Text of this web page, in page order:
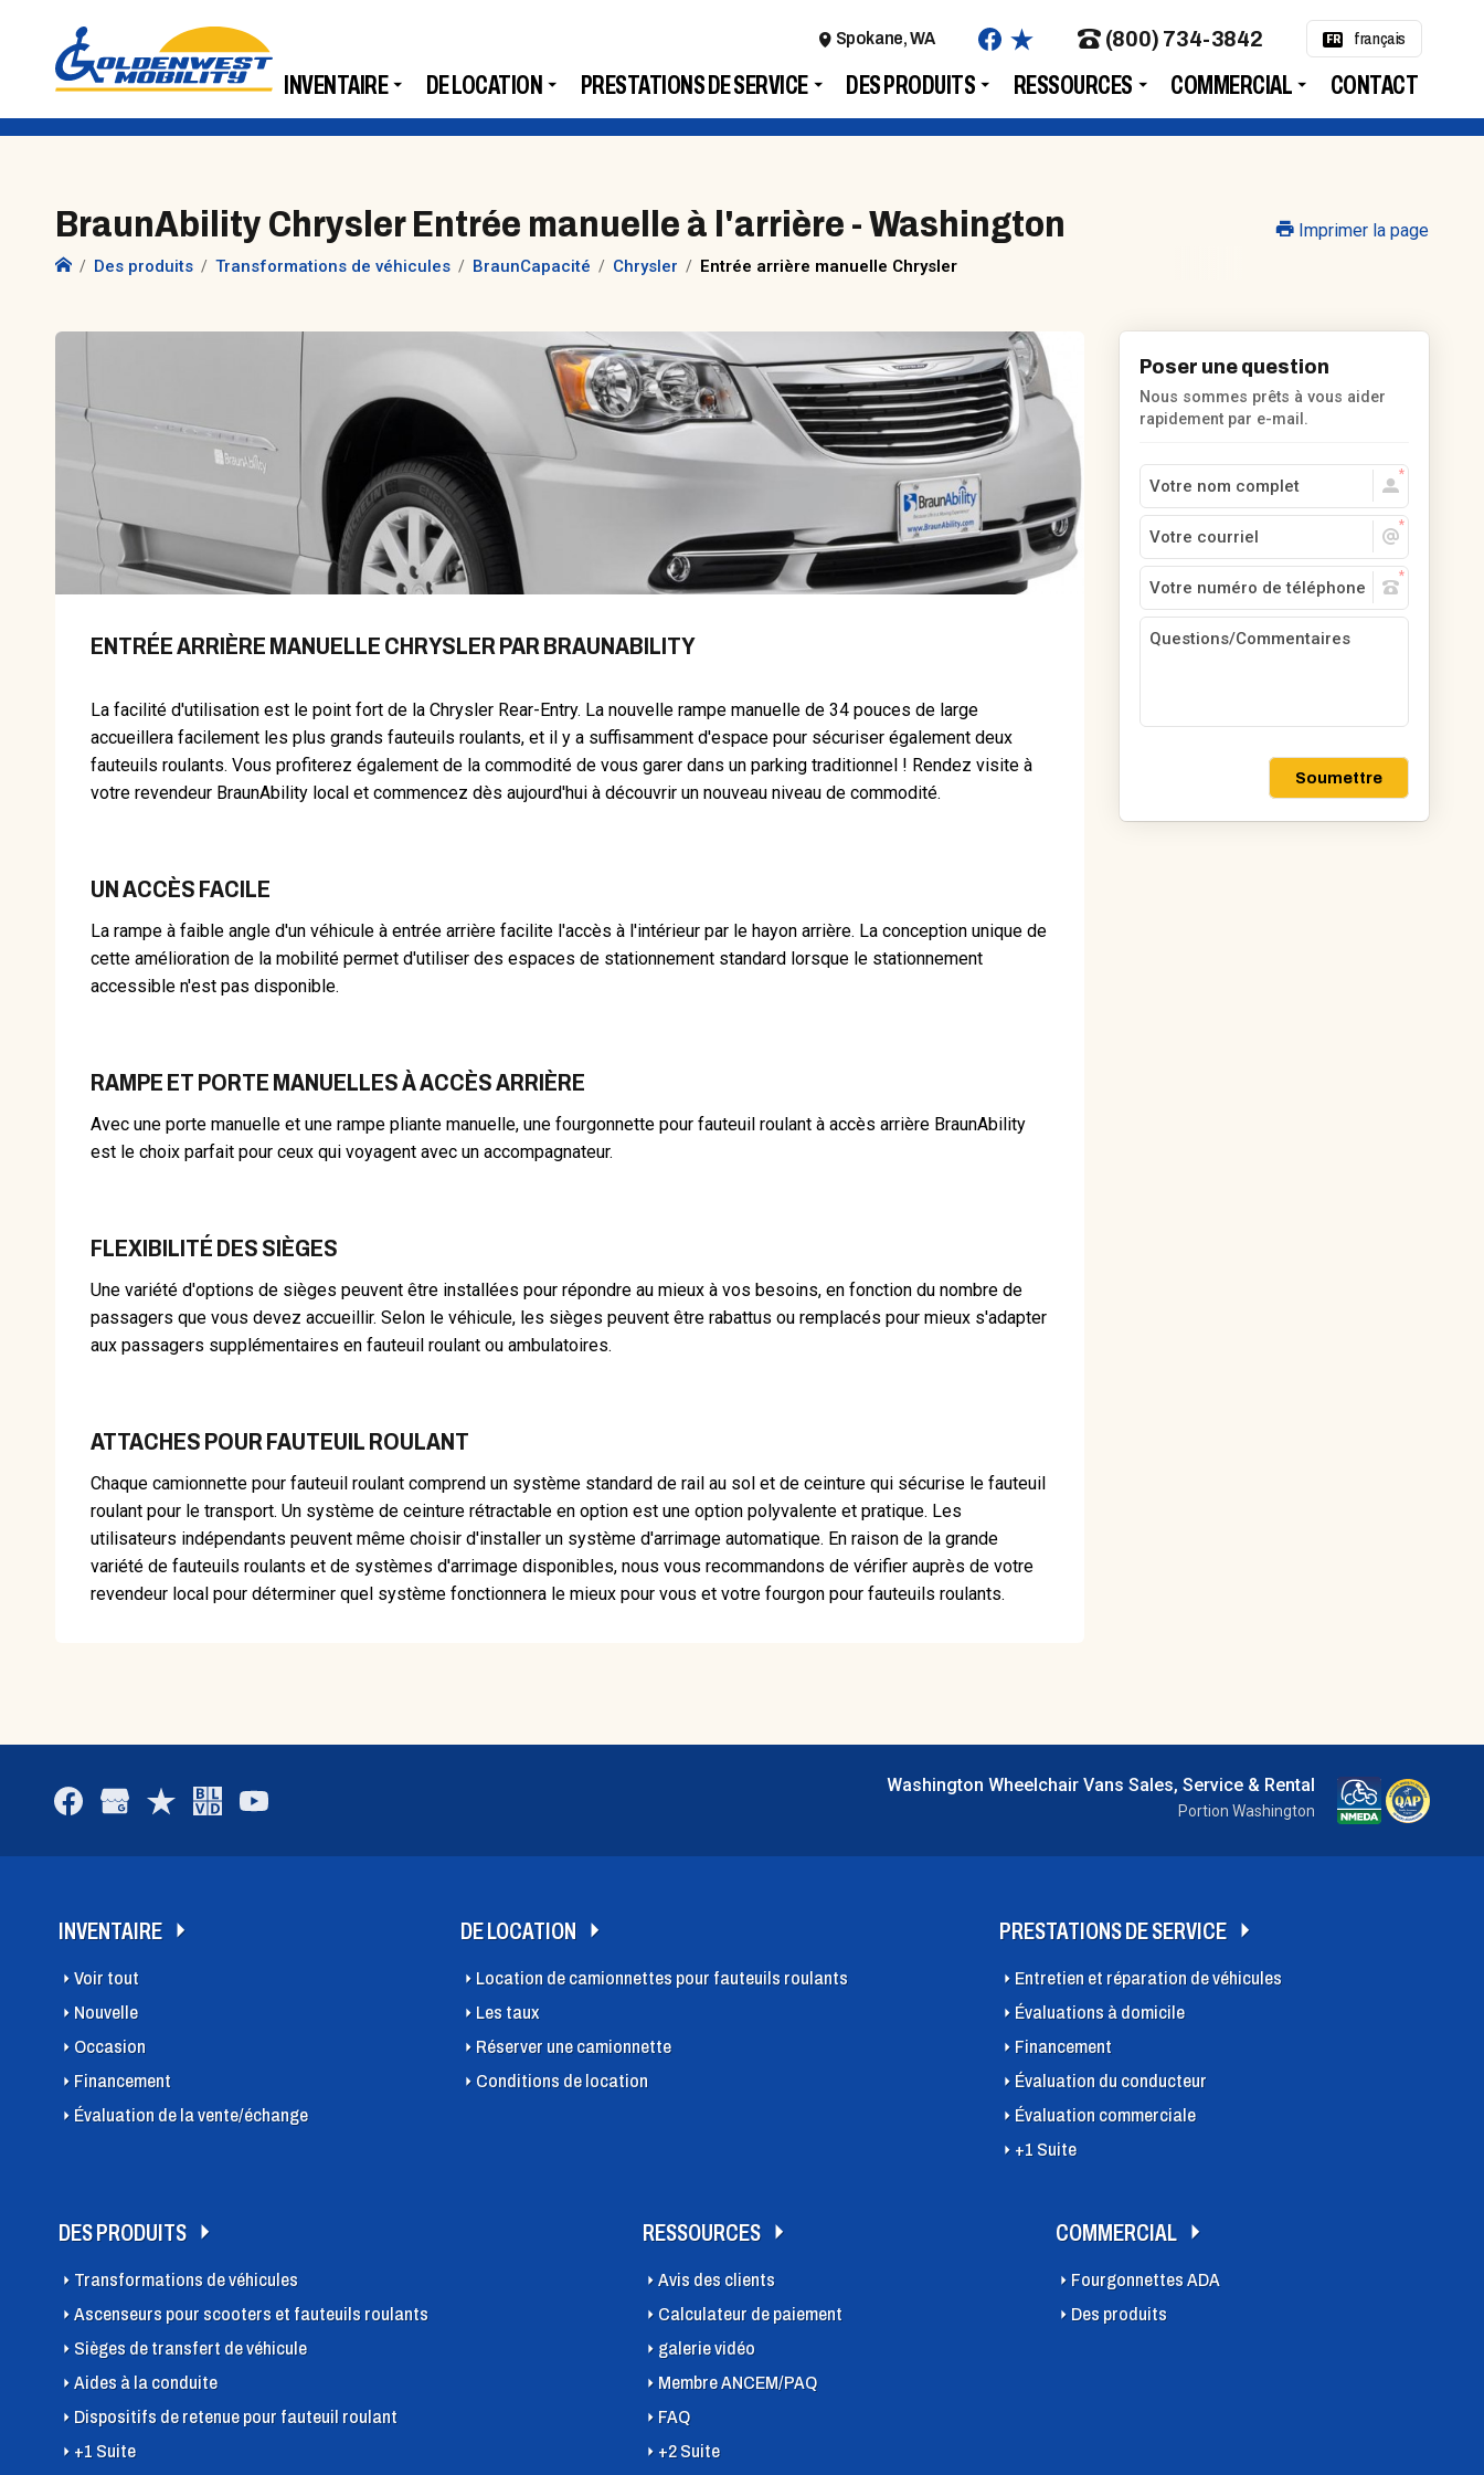
INVENTAIRE DE LOCATION PRESTATIONS DE SERVICE DES PRODUITS RESSOURCES COMMERCIAL CONTACT
Spokane, WA (800) 734-3842 FR français
BraunAbility Chrysler Entrée manuelle à l'arrière - Washington
Des produits Transformations de véhicules BraunCapacité Chrysler Entrée arrière manuelle Chrysler
Imprimer la page
ENTRÉE ARRIÈRE MANUELLE CHRYSLER PAR BRAUNABILITY
La facilité d'utilisation est le point fort de la Chrysler Rear-Entry. La nouvelle rampe manuelle de 34 pouces de large
accueillera facilement les plus grands fauteuils roulants, et il y a suffisamment d'espace pour sécuriser également deux
fauteuils roulants. Vous profiterez également de la commodité de vous garer dans un parking traditionnel ! Rendez visite à
votre revendeur BraunAbility local et commencez dès aujourd'hui à découvrir un nouveau niveau de commodité.
UN ACCÈS FACILE
La rampe à faible angle d'un véhicule à entrée arrière facilite l'accès à l'intérieur par le hayon arrière. La conception unique de
cette amélioration de la mobilité permet d'utiliser des espaces de stationnement standard lorsque le stationnement
accessible n'est pas disponible.
RAMPE ET PORTE MANUELLES À ACCÈS ARRIÈRE
Avec une porte manuelle et une rampe pliante manuelle, une fourgonnette pour fauteuil roulant à accès arrière BraunAbility
est le choix parfait pour ceux qui voyagent avec un accompagnateur.
FLEXIBILITÉ DES SIÈGES
Une variété d'options de sièges peuvent être installées pour répondre au mieux à vos besoins, en fonction du nombre de
passagers que vous devez accueillir. Selon le véhicule, les sièges peuvent être rabattus ou remplacés pour mieux s'adapter
aux passagers supplémentaires en fauteuil roulant ou ambulatoires.
ATTACHES POUR FAUTEUIL ROULANT
Chaque camionnette pour fauteuil roulant comprend un système standard de rail au sol et de ceinture qui sécurise le fauteuil
roulant pour le transport. Un système de ceinture rétractable en option est une option polyvalente et pratique. Les
utilisateurs indépendants peuvent même choisir d'installer un système d'arrimage automatique. En raison de la grande
variété de fauteuils roulants et de systèmes d'arrimage disponibles, nous vous recommandons de vérifier auprès de votre
revendeur local pour déterminer quel système fonctionnera le mieux pour vous et votre fourgon pour fauteuils roulants.
Poser une question
Nous sommes prêts à vous aider
rapidement par e-mail.
Soumettre
Washington Wheelchair Vans Sales, Service & Rental
Portion Washington
INVENTAIRE
Voir tout
Nouvelle
Occasion
Financement
Évaluation de la vente/échange
DE LOCATION
Location de camionnettes pour fauteuils roulants
Les taux
Réserver une camionnette
Conditions de location
PRESTATIONS DE SERVICE
Entretien et réparation de véhicules
Évaluations à domicile
Financement
Évaluation du conducteur
Évaluation commerciale
+1 Suite
DES PRODUITS
Transformations de véhicules
Ascenseurs pour scooters et fauteuils roulants
Sièges de transfert de véhicule
Aides à la conduite
Dispositifs de retenue pour fauteuil roulant
+1 Suite
RESSOURCES
Avis des clients
Calculateur de paiement
galerie vidéo
Membre ANCEM/PAQ
FAQ
+2 Suite
COMMERCIAL
Fourgonnettes ADA
Des produits